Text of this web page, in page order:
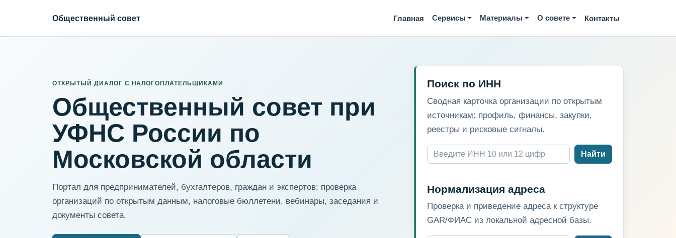
Общественный совет Главная Сервисы Материалы О совете Контакты
ОТКРЫТЫЙ ДИАЛОГ С НАЛОГОПЛАТЕЛЬЩИКАМИ
Общественный совет при
УФНС России по
Московской области
Портал для предпринимателей, бухгалтеров, граждан и экспертов: проверка
организаций по открытым данным, налоговые бюллетени, вебинары, заседания и
документы совета.
Поиск по ИНН
Сводная карточка организации по открытым
источникам: профиль, финансы, закупки,
реестры и рисковые сигналы.
Найти
Нормализация адреса
Проверка и приведение адреса к структуре
GAR/ФИАС из локальной адресной базы.